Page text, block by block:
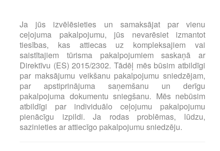
Ja jūs izvēlēsieties un samaksājat par vienu
ceļojuma pakalpojumu, jūs nevarēsiet izmantot
tiesības, kas attiecas uz kompleksajiem vai
saistītajiem tūrisma pakalpojumiem saskaņā ar
Direktīvu (ES) 2015/2302. Tādēļ mēs būsim atbildīgi
par maksājumu veikšanu pakalpojumu sniedzējam,
par apstiprinājuma saņemšanu un derīgu
pakalpojuma dokumentu sniegšanu. Mēs nebūsim
atbildīgi par individuālo ceļojumu pakalpojumu
pienācīgu izpildi. Ja rodas problēmas, lūdzu,
sazinieties ar attiecīgo pakalpojumu sniedzēju.